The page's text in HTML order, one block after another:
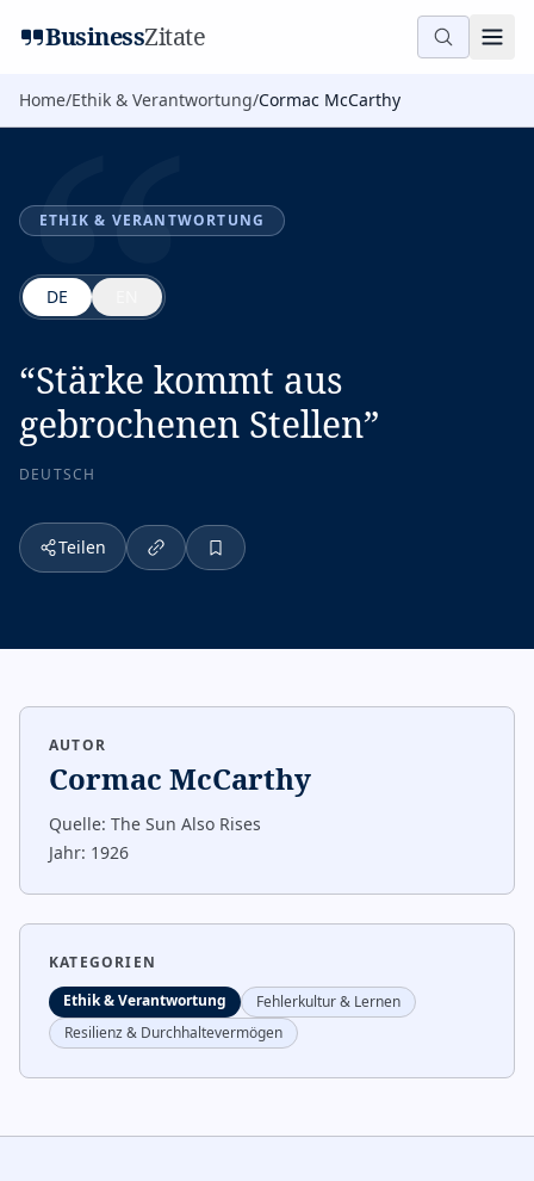
BusinessZitate
Home/Ethik & Verantwortung/Cormac McCarthy
“
ETHIK & VERANTWORTUNG
DE
“Stärke kommt aus
gebrochenen Stellen”
DEUTSCH
Teilen
AUTOR
Cormac McCarthy
Quelle: The Sun Also Rises
Jahr: 1926
KATEGORIEN
Ethik & Verantwortung
Fehlerkultur & Lernen
Resilienz & Durchhaltevermögen